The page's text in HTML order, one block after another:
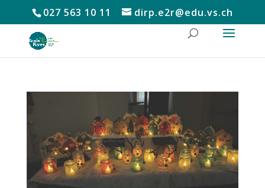
027 563 10 11 dirp.e2r@edu.vs.ch